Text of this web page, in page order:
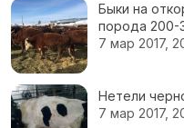
Быки на
порода 200-
7 мар 2017,
Нетели
7 мар 2017,